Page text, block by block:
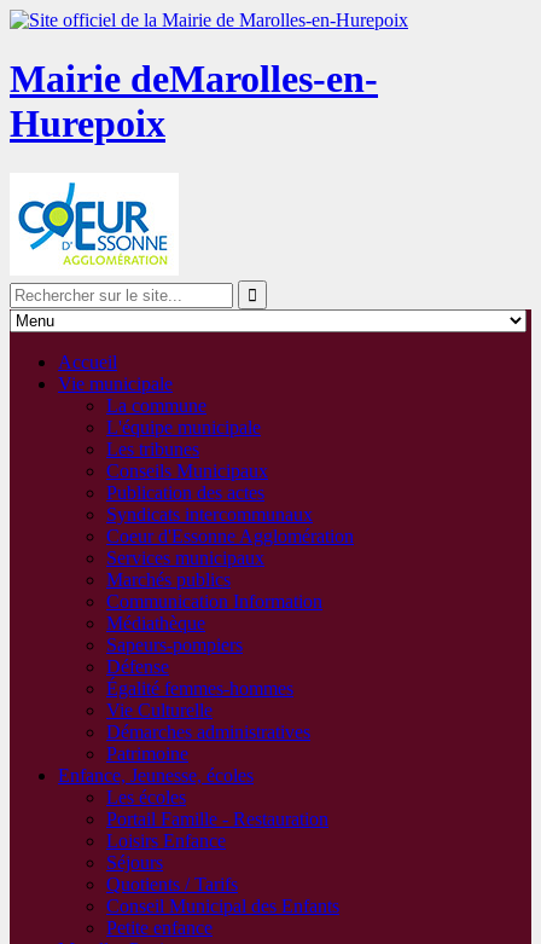
Mairie deMarolles-en-
Hurepoix
Accueil
Vie municipale
La commune
L'équipe municipale
Les tribunes
Conseils Municipaux
Publication des actes
Syndicats intercommunaux
Coeur d'Essonne Agglomération
Services municipaux
Marchés publics
Communication Information
Médiathèque
Sapeurs-pompiers
Défense
Égalité femmes-hommes
Vie Culturelle
Démarches administratives
Patrimoine
Enfance, Jeunesse, écoles
Les écoles
Portail Famille - Restauration
Loisirs Enfance
Séjours
Quotients / Tarifs
Conseil Municipal des Enfants
Petite enfance